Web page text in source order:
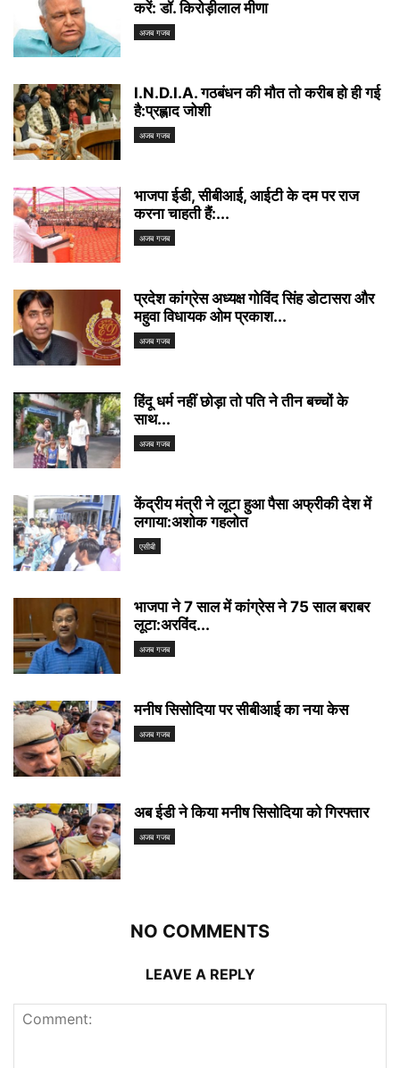
करें: डॉ. किरोड़ीलाल मीणा
अजब गजब
I.N.D.I.A. गठबंधन की मौत तो करीब हो ही गई
है:प्रह्लाद जोशी
अजब गजब
भाजपा ईडी, सीबीआई, आईटी के दम पर राज
करना चाहती हैं:...
अजब गजब
प्रदेश कांग्रेस अध्यक्ष गोविंद सिंह डोटासरा और
महुवा विधायक ओम प्रकाश...
अजब गजब
हिंदू धर्म नहीं छोड़ा तो पति ने तीन बच्चों के
साथ...
अजब गजब
केंद्रीय मंत्री ने लूटा हुआ पैसा अफ्रीकी देश में
लगाया:अशोक गहलोत
एसीबी
भाजपा ने 7 साल में कांग्रेस ने 75 साल बराबर
लूटा:अरविंद...
अजब गजब
मनीष सिसोदिया पर सीबीआई का नया केस
अजब गजब
अब ईडी ने किया मनीष सिसोदिया को गिरफ्तार
अजब गजब
NO COMMENTS
LEAVE A REPLY